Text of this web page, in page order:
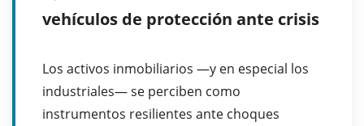
vehículos de protección ante crisis
Los activos inmobiliarios —y en especial los
industriales— se perciben como
instrumentos resilientes ante choques